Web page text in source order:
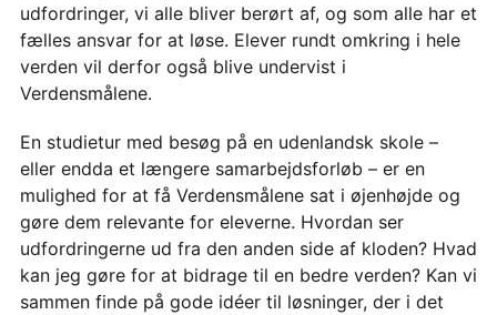
udfordringer, vi alle bliver berørt af, og som alle har et
fælles ansvar for at løse. Elever rundt omkring i hele
verden vil derfor også blive undervist i
Verdensmålene.
En studietur med besøg på en udenlandsk skole –
eller endda et længere samarbejdsforløb – er en
mulighed for at få Verdensmålene sat i øjenhøjde og
gøre dem relevante for eleverne. Hvordan ser
udfordringerne ud fra den anden side af kloden? Hvad
kan jeg gøre for at bidrage til en bedre verden? Kan vi
sammen finde på gode idéer til løsninger, der i det